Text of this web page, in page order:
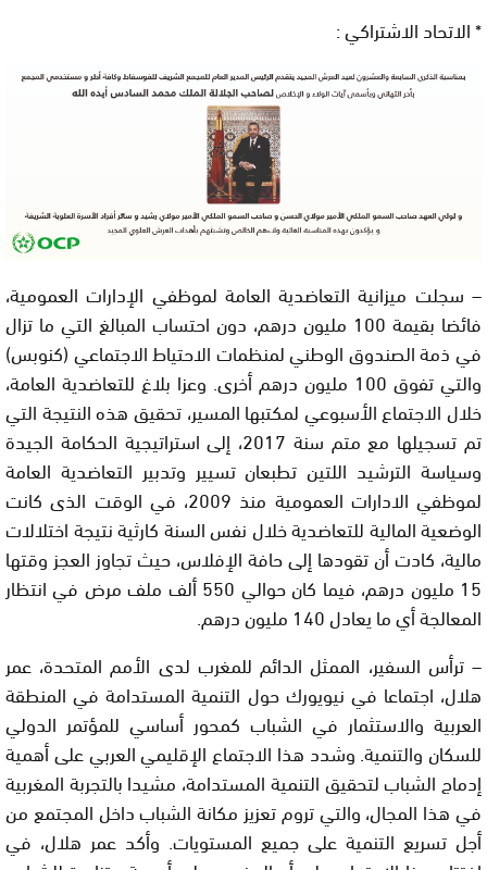
* الاتحاد الاشتراكي :
– سجلت ميزانية التعاضدية العامة لموظفي الإدارات العمومية،
فائضا بقيمة 100 مليون درهم، دون احتساب المبالغ التي ما تزال
في ذمة الصندوق الوطني لمنظمات الاحتياط الاجتماعي (كنوبس)
والتي تفوق 100 مليون درهم أخرى. وعزا بلاغ للتعاضدية العامة،
خلال الاجتماع الأسبوعي لمكتبها المسير، تحقيق هذه النتيجة التي
تم تسجيلها مع متم سنة 2017، إلى استراتيجية الحكامة الجيدة
وسياسة الترشيد اللتين تطبعان تسيير وتدبير التعاضدية العامة
لموظفي الادارات العمومية منذ 2009، في الوقت الذى كانت
الوضعية المالية للتعاضدية خلال نفس السنة كارثية نتيجة اختلالات
مالية، كادت أن تقودها إلى حافة الإفلاس، حيث تجاوز العجز وقتها
15 مليون درهم، فيما كان حوالي 550 ألف ملف مرض في انتظار
المعالجة أي ما يعادل 140 مليون درهم.
– ترأس السفير، الممثل الدائم للمغرب لدى الأمم المتحدة، عمر
هلال، اجتماعا في نيويورك حول التنمية المستدامة في المنطقة
العربية والاستثمار في الشباب كمحور أساسي للمؤتمر الدولي
للسكان والتنمية. وشدد هذا الاجتماع الإقليمي العربي على أهمية
إدماج الشباب لتحقيق التنمية المستدامة، مشيدا بالتجربة المغربية
في هذا المجال، والتي تروم تعزيز مكانة الشباب داخل المجتمع من
أجل تسريع التنمية على جميع المستويات. وأكد عمر هلال، في